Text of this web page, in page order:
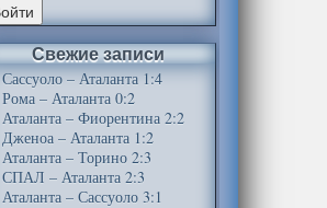
Свежие записи
Сассуоло – Аталанта 1:4
Рома – Аталанта 0:2
Аталанта – Фиорентина 2:2
Дженоа – Аталанта 1:2
Аталанта – Торино 2:3
СПАЛ – Аталанта 2:3
Аталанта – Сассуоло 3:1